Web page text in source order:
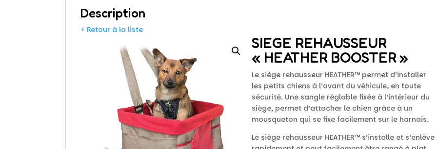
Description
< Retour à la liste
SIEGE REHAUSSEUR
« HEATHER BOOSTER »
Le siège rehausseur HEATHER™ permet d’installer
les petits chiens à l’avant du véhicule, en toute
sécurité. Une sangle réglable fixée à l’intérieur du
siège, permet d’attacher le chien grâce à un
mousqueton qui se fixe facilement sur le harnais.
Le siège rehausseur HEATHER™ s’installe et s’enlève